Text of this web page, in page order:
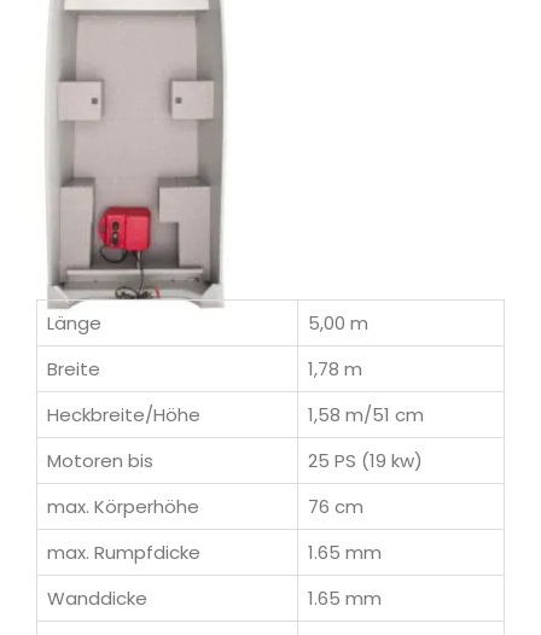
Länge
5,00 m
Breite
1,78 m
Heckbreite/Höhe
1,58 m/51 cm
Motoren bis
25 PS (19 kw)
max. Körperhöhe
76 cm
max. Rumpfdicke
1.65 mm
Wanddicke
1.65 mm